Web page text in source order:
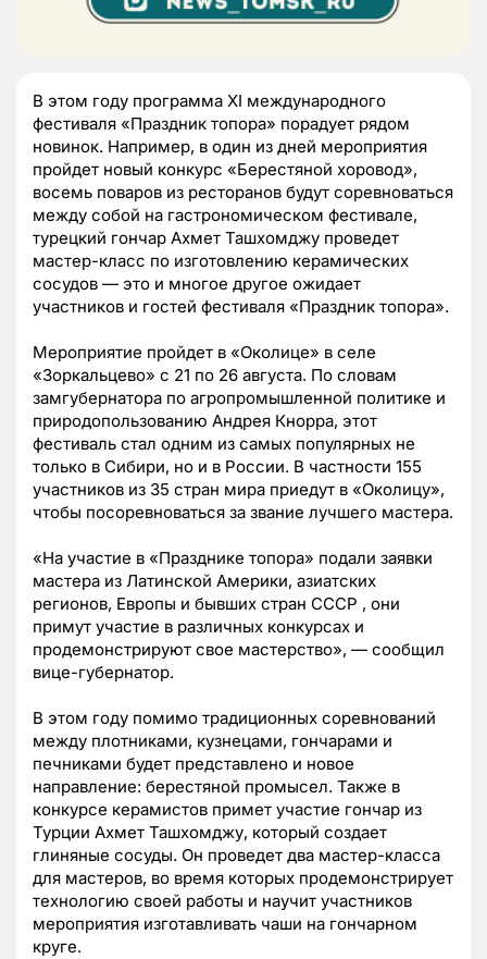
В этом году программа XI международного
фестиваля «Праздник топора» порадует рядом
новинок. Например, в один из дней мероприятия
пройдет новый конкурс «Берестяной хоровод»,
восемь поваров из ресторанов будут соревноваться
между собой на гастрономическом фестивале,
турецкий гончар Ахмет Ташхомджу проведет
мастер-класс по изготовлению керамических
сосудов — это и многое другое ожидает
участников и гостей фестиваля «Праздник топора».
Мероприятие пройдет в «Околице» в селе
«Зоркальцево» с 21 по 26 августа. По словам
замгубернатора по агропромышленной политике и
природопользованию Андрея Кнорра, этот
фестиваль стал одним из самых популярных не
только в Сибири, но и в России. В частности 155
участников из 35 стран мира приедут в «Околицу»,
чтобы посоревноваться за звание лучшего мастера.
«На участие в «Празднике топора» подали заявки
мастера из Латинской Америки, азиатских
регионов, Европы и бывших стран СССР , они
примут участие в различных конкурсах и
продемонстрируют свое мастерство», — сообщил
вице-губернатор.
В этом году помимо традиционных соревнований
между плотниками, кузнецами, гончарами и
печниками будет представлено и новое
направление: берестяной промысел. Также в
конкурсе керамистов примет участие гончар из
Турции Ахмет Ташхомджу, который создает
глиняные сосуды. Он проведет два мастер-класса
для мастеров, во время которых продемонстрирует
технологию своей работы и научит участников
мероприятия изготавливать чаши на гончарном
круге.